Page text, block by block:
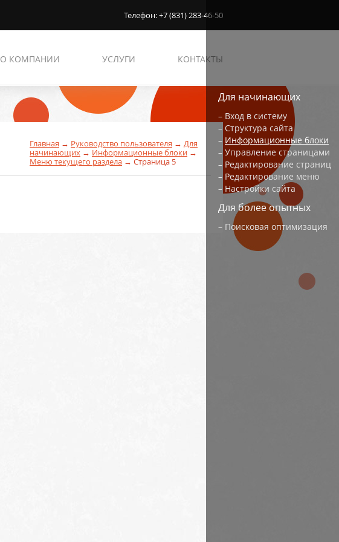
Главная → Руководство пользователя → Для
начинающих → Информационные блоки →
Меню текущего раздела → Страница 5
Телефон: +7 (831) 283-46-50
О КОМПАНИИ УСЛУГИ КОНТАКТЫ
Для начинающих
– Вход в систему
– Структура сайта
– Информационные блоки
– Управление страницами
– Редактирование страниц
– Редактирование меню
– Настройки сайта
Для более опытных
– Поисковая оптимизация